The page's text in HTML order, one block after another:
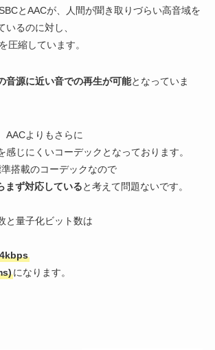
とAACが、人間が聞き取りづらい高音域を
いるのに対し、
圧縮しています。
音源に近い音での再生が可能となっていま
AACよりもさらに
感じにくいコーデックとなっております。
搭載のコーデックなので
ず対応していると考えて問題ないです。
と量子化ビット数は
になります。